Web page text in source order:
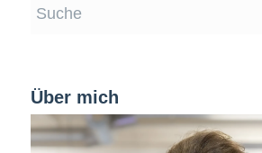
Über mich